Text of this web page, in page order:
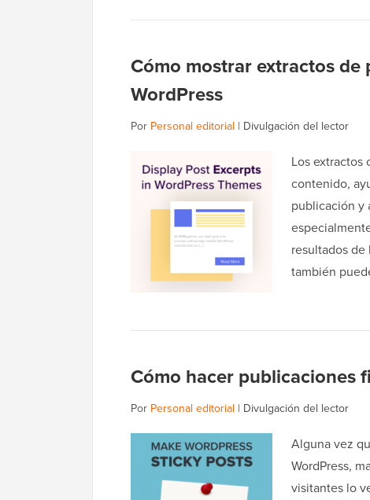
Cómo mostrar extractos
WordPress
Por Personal editorial | Divulgación del lector
Los extractos
contenido,
publicación y
resultados
también
Cómo hacer publicaciones
Por Personal editorial | Divulgación del lector
Alguna vez
WordPress,
visitantes lo